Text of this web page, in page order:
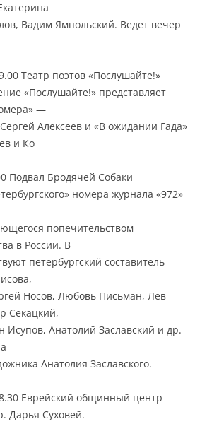
Вадим Ямпольский. Ведет вечер
Театр поэтов «Послушайте!»
«Послушайте!» представляет
—
Алексеев и «В ожидании Гада»
и Ко
Подвал Бродячей Собаки
номера журнала «972»
попечительством
в России. В
петербургский составитель
Носов, Любовь Письман, Лев
Секацкий,
Исупов, Анатолий Заславский и др.
Анатолия Заславского.
Еврейский общинный центр
Дарья Суховей.